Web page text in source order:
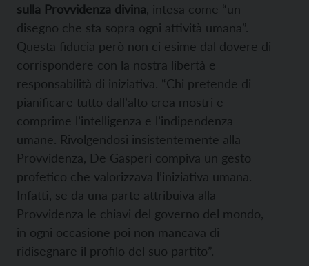
sulla Provvidenza divina , intesa come “un
disegno che sta sopra ogni attività umana”.
Questa fiducia però non ci esime dal dovere di
corrispondere con la nostra libertà e
responsabilità di iniziativa. “Chi pretende di
pianificare tutto dall’alto crea mostri e
comprime l’intelligenza e l’indipendenza
umane. Rivolgendosi insistentemente alla
Provvidenza, De Gasperi compiva un gesto
profetico che valorizzava l’iniziativa umana.
Infatti, se da una parte attribuiva alla
Provvidenza le chiavi del governo del mondo,
in ogni occasione poi non mancava di
ridisegnare il profilo del suo partito”.